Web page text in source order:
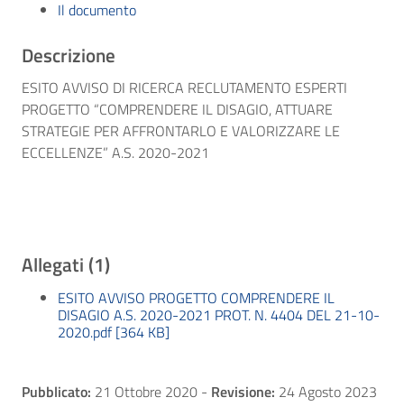
Il documento
Descrizione
ESITO AVVISO DI RICERCA RECLUTAMENTO ESPERTI
PROGETTO “COMPRENDERE IL DISAGIO, ATTUARE
STRATEGIE PER AFFRONTARLO E VALORIZZARE LE
ECCELLENZE” A.S. 2020-2021
Allegati (1)
ESITO AVVISO PROGETTO COMPRENDERE IL
DISAGIO A.S. 2020-2021 PROT. N. 4404 DEL 21-10-
2020.pdf [364 KB]
Pubblicato: 21 Ottobre 2020 - Revisione: 24 Agosto 2023